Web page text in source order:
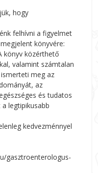
hogy
felhívni a figyelmet
könyvére:
könyv közérthető
valamint számtalan
meg az
az
és tudatos
legtipikusabb
kedvezménnyel
gasztroenterologus-